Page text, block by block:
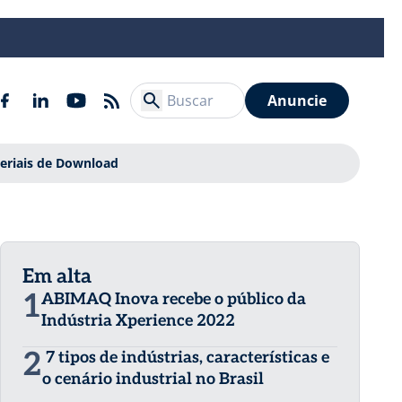
Anuncie
de Download
Em alta
1ABIMAQ Inova recebe o público da
Indústria Xperience 2022
2 7 tipos de indústrias, características e
o cenário industrial no Brasil